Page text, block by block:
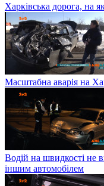
Харківська дорога, на
Масштабна аварія на
Водій на швидкості не
іншим автомобілем